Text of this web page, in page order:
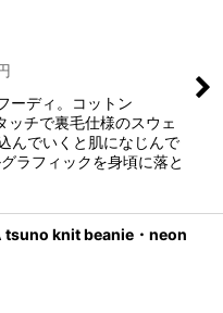
ーディ。コットン
チで裏毛仕様のスウェ
んでいくと肌になじんで
ラフィックを身頃に落と
tsuno knit beanie・neon